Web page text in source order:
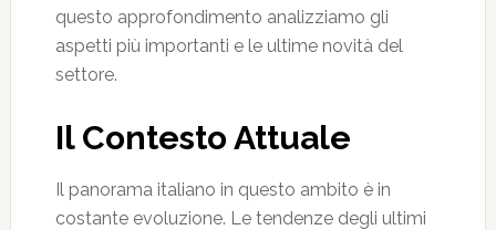
questo approfondimento analizziamo gli
aspetti più importanti e le ultime novità del
settore.
Il Contesto Attuale
Il panorama italiano in questo ambito è in
costante evoluzione. Le tendenze degli ultimi